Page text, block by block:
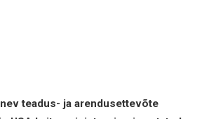
teadus- ja arendusettevõte